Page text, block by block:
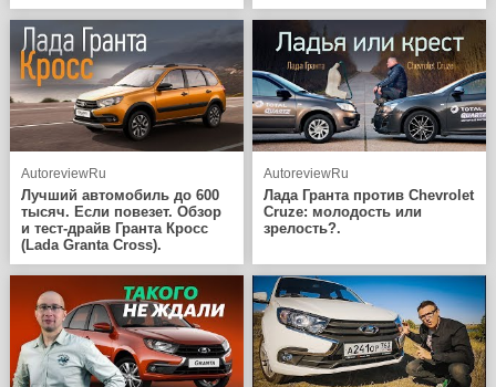
AutoreviewRu
Лучший автомобиль до 600
тысяч. Если повезет. Обзор
и тест-драйв Гранта Кросс
(Lada Granta Cross).
AutoreviewRu
Лада Гранта против Chevrolet
Cruze: молодость или
зрелость?.